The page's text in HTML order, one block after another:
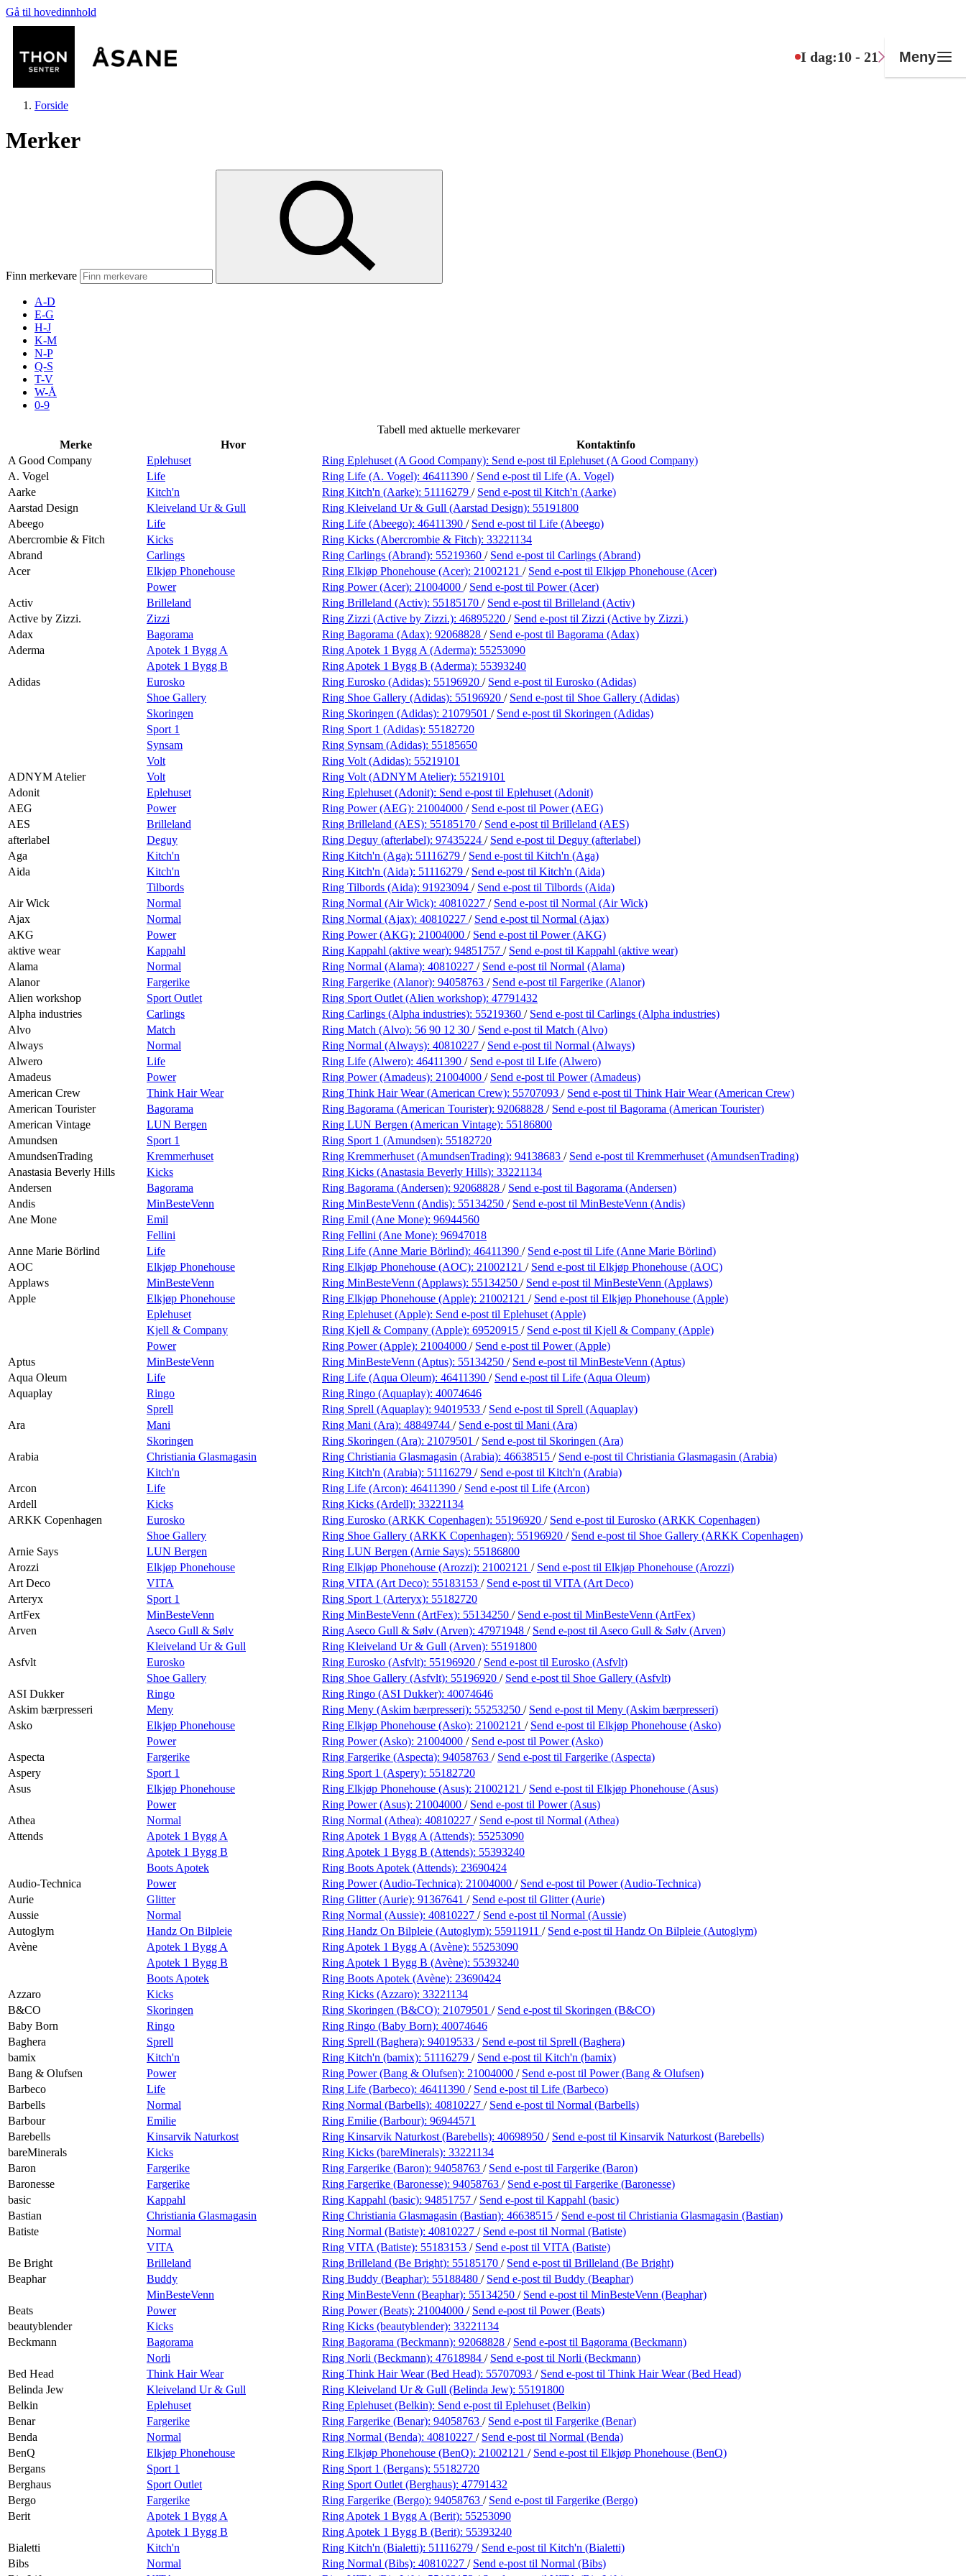
Gå til hovedinnhold
I dag:10 - 21 Meny
Mat og drikke
Kundeklubb
Inspirasjon
Åpningstider
Praktisk informasjon
Ledige stillinger
Forside
Merker
Finn merkevare
A-D
E-G
H-J
K-M
N-P
Q-S
T-V
W-Å
0-9
Tabell med aktuelle merkevarer
Merke
Hvor
Kontaktinfo
A Good Company
Eplehuset Ring Eplehuset (A Good Company): Send e-post til Eplehuset (A Good Company)
A. Vogel
Life Ring Life (A. Vogel): 46411390 / Send e-post til Life (A. Vogel)
Aarke
Kitch'n Ring Kitch'n (Aarke): 51116279 / Send e-post til Kitch'n (Aarke)
Aarstad Design
Kleiveland Ur & Gull Ring Kleiveland Ur & Gull (Aarstad Design): 55191800
Abeego
Life Ring Life (Abeego): 46411390 / Send e-post til Life (Abeego)
Abercrombie & Fitch
Kicks Ring Kicks (Abercrombie & Fitch): 33221134
Abrand
Carlings Ring Carlings (Abrand): 55219360 / Send e-post til Carlings (Abrand)
Acer
Elkjøp Phonehouse Ring Elkjøp Phonehouse (Acer): 21002121 / Send e-post til Elkjøp Phonehouse (Acer)
Power
Ring Power (Acer): 21004000 / Send e-post til Power (Acer)
Activ
Brilleland Ring Brilleland (Activ): 55185170 / Send e-post til Brilleland (Activ)
Active by Zizzi.
Zizzi Ring Zizzi (Active by Zizzi.): 46895220 / Send e-post til Zizzi (Active by Zizzi.)
Adax
Bagorama Ring Bagorama (Adax): 92068828 / Send e-post til Bagorama (Adax)
Aderma
Apotek 1 Bygg A Ring Apotek 1 Bygg A (Aderma): 55253090
Apotek 1 Bygg B
Ring Apotek 1 Bygg B (Aderma): 55393240
Adidas
Eurosko Ring Eurosko (Adidas): 55196920 / Send e-post til Eurosko (Adidas)
Shoe Gallery
Ring Shoe Gallery (Adidas): 55196920 / Send e-post til Shoe Gallery (Adidas)
Skoringen
Ring Skoringen (Adidas): 21079501 / Send e-post til Skoringen (Adidas)
Sport 1
Ring Sport 1 (Adidas): 55182720
Synsam
Ring Synsam (Adidas): 55185650
Volt
Ring Volt (Adidas): 55219101
ADNYM Atelier
Volt Ring Volt (ADNYM Atelier): 55219101
Adonit
Eplehuset Ring Eplehuset (Adonit): Send e-post til Eplehuset (Adonit)
AEG
Power Ring Power (AEG): 21004000 / Send e-post til Power (AEG)
AES
Brilleland Ring Brilleland (AES): 55185170 / Send e-post til Brilleland (AES)
afterlabel
Deguy Ring Deguy (afterlabel): 97435224 / Send e-post til Deguy (afterlabel)
Aga
Kitch'n Ring Kitch'n (Aga): 51116279 / Send e-post til Kitch'n (Aga)
Aida
Kitch'n Ring Kitch'n (Aida): 51116279 / Send e-post til Kitch'n (Aida)
Tilbords
Ring Tilbords (Aida): 91923094 / Send e-post til Tilbords (Aida)
Air Wick
Normal Ring Normal (Air Wick): 40810227 / Send e-post til Normal (Air Wick)
Ajax
Normal Ring Normal (Ajax): 40810227 / Send e-post til Normal (Ajax)
AKG
Power Ring Power (AKG): 21004000 / Send e-post til Power (AKG)
aktive wear
Kappahl Ring Kappahl (aktive wear): 94851757 / Send e-post til Kappahl (aktive wear)
Alama
Normal Ring Normal (Alama): 40810227 / Send e-post til Normal (Alama)
Alanor
Fargerike Ring Fargerike (Alanor): 94058763 / Send e-post til Fargerike (Alanor)
Alien workshop
Sport Outlet Ring Sport Outlet (Alien workshop): 47791432
Alpha industries
Carlings Ring Carlings (Alpha industries): 55219360 / Send e-post til Carlings (Alpha industries)
Alvo
Match Ring Match (Alvo): 56 90 12 30 / Send e-post til Match (Alvo)
Always
Normal Ring Normal (Always): 40810227 / Send e-post til Normal (Always)
Alwero
Life Ring Life (Alwero): 46411390 / Send e-post til Life (Alwero)
Amadeus
Power Ring Power (Amadeus): 21004000 / Send e-post til Power (Amadeus)
American Crew
Think Hair Wear Ring Think Hair Wear (American Crew): 55707093 / Send e-post til Think Hair Wear (American Crew)
American Tourister
Bagorama Ring Bagorama (American Tourister): 92068828 / Send e-post til Bagorama (American Tourister)
American Vintage
LUN Bergen Ring LUN Bergen (American Vintage): 55186800
Amundsen
Sport 1 Ring Sport 1 (Amundsen): 55182720
AmundsenTrading
Kremmerhuset Ring Kremmerhuset (AmundsenTrading): 94138683 / Send e-post til Kremmerhuset (AmundsenTrading)
Anastasia Beverly Hills
Kicks Ring Kicks (Anastasia Beverly Hills): 33221134
Andersen
Bagorama Ring Bagorama (Andersen): 92068828 / Send e-post til Bagorama (Andersen)
Andis
MinBesteVenn Ring MinBesteVenn (Andis): 55134250 / Send e-post til MinBesteVenn (Andis)
Ane Mone
Emil Ring Emil (Ane Mone): 96944560
Fellini
Ring Fellini (Ane Mone): 96947018
Anne Marie Börlind
Life Ring Life (Anne Marie Börlind): 46411390 / Send e-post til Life (Anne Marie Börlind)
AOC
Elkjøp Phonehouse Ring Elkjøp Phonehouse (AOC): 21002121 / Send e-post til Elkjøp Phonehouse (AOC)
Applaws
MinBesteVenn Ring MinBesteVenn (Applaws): 55134250 / Send e-post til MinBesteVenn (Applaws)
Apple
Elkjøp Phonehouse Ring Elkjøp Phonehouse (Apple): 21002121 / Send e-post til Elkjøp Phonehouse (Apple)
Eplehuset
Ring Eplehuset (Apple): Send e-post til Eplehuset (Apple)
Kjell & Company
Ring Kjell & Company (Apple): 69520915 / Send e-post til Kjell & Company (Apple)
Power
Ring Power (Apple): 21004000 / Send e-post til Power (Apple)
Aptus
MinBesteVenn Ring MinBesteVenn (Aptus): 55134250 / Send e-post til MinBesteVenn (Aptus)
Aqua Oleum
Life Ring Life (Aqua Oleum): 46411390 / Send e-post til Life (Aqua Oleum)
Aquaplay
Ringo Ring Ringo (Aquaplay): 40074646
Sprell
Ring Sprell (Aquaplay): 94019533 / Send e-post til Sprell (Aquaplay)
Ara
Mani Ring Mani (Ara): 48849744 / Send e-post til Mani (Ara)
Skoringen
Ring Skoringen (Ara): 21079501 / Send e-post til Skoringen (Ara)
Arabia
Christiania Glasmagasin Ring Christiania Glasmagasin (Arabia): 46638515 / Send e-post til Christiania Glasmagasin (Arabia)
Kitch'n
Ring Kitch'n (Arabia): 51116279 / Send e-post til Kitch'n (Arabia)
Arcon
Life Ring Life (Arcon): 46411390 / Send e-post til Life (Arcon)
Ardell
Kicks Ring Kicks (Ardell): 33221134
ARKK Copenhagen
Eurosko Ring Eurosko (ARKK Copenhagen): 55196920 / Send e-post til Eurosko (ARKK Copenhagen)
Shoe Gallery
Ring Shoe Gallery (ARKK Copenhagen): 55196920 / Send e-post til Shoe Gallery (ARKK Copenhagen)
Arnie Says
LUN Bergen Ring LUN Bergen (Arnie Says): 55186800
Arozzi
Elkjøp Phonehouse Ring Elkjøp Phonehouse (Arozzi): 21002121 / Send e-post til Elkjøp Phonehouse (Arozzi)
Art Deco
VITA Ring VITA (Art Deco): 55183153 / Send e-post til VITA (Art Deco)
Arteryx
Sport 1 Ring Sport 1 (Arteryx): 55182720
ArtFex
MinBesteVenn Ring MinBesteVenn (ArtFex): 55134250 / Send e-post til MinBesteVenn (ArtFex)
Arven
Aseco Gull & Sølv Ring Aseco Gull & Sølv (Arven): 47971948 / Send e-post til Aseco Gull & Sølv (Arven)
Kleiveland Ur & Gull
Ring Kleiveland Ur & Gull (Arven): 55191800
Asfvlt
Eurosko Ring Eurosko (Asfvlt): 55196920 / Send e-post til Eurosko (Asfvlt)
Shoe Gallery
Ring Shoe Gallery (Asfvlt): 55196920 / Send e-post til Shoe Gallery (Asfvlt)
ASI Dukker
Ringo Ring Ringo (ASI Dukker): 40074646
Askim bærpresseri
Meny Ring Meny (Askim bærpresseri): 55253250 / Send e-post til Meny (Askim bærpresseri)
Asko
Elkjøp Phonehouse Ring Elkjøp Phonehouse (Asko): 21002121 / Send e-post til Elkjøp Phonehouse (Asko)
Power
Ring Power (Asko): 21004000 / Send e-post til Power (Asko)
Aspecta
Fargerike Ring Fargerike (Aspecta): 94058763 / Send e-post til Fargerike (Aspecta)
Aspery
Sport 1 Ring Sport 1 (Aspery): 55182720
Asus
Elkjøp Phonehouse Ring Elkjøp Phonehouse (Asus): 21002121 / Send e-post til Elkjøp Phonehouse (Asus)
Power
Ring Power (Asus): 21004000 / Send e-post til Power (Asus)
Athea
Normal Ring Normal (Athea): 40810227 / Send e-post til Normal (Athea)
Attends
Apotek 1 Bygg A Ring Apotek 1 Bygg A (Attends): 55253090
Apotek 1 Bygg B
Ring Apotek 1 Bygg B (Attends): 55393240
Boots Apotek
Ring Boots Apotek (Attends): 23690424
Audio-Technica
Power Ring Power (Audio-Technica): 21004000 / Send e-post til Power (Audio-Technica)
Aurie
Glitter Ring Glitter (Aurie): 91367641 / Send e-post til Glitter (Aurie)
Aussie
Normal Ring Normal (Aussie): 40810227 / Send e-post til Normal (Aussie)
Autoglym
Handz On Bilpleie Ring Handz On Bilpleie (Autoglym): 55911911 / Send e-post til Handz On Bilpleie (Autoglym)
Avène
Apotek 1 Bygg A Ring Apotek 1 Bygg A (Avène): 55253090
Apotek 1 Bygg B
Ring Apotek 1 Bygg B (Avène): 55393240
Boots Apotek
Ring Boots Apotek (Avène): 23690424
Azzaro
Kicks Ring Kicks (Azzaro): 33221134
B&CO
Skoringen Ring Skoringen (B&CO): 21079501 / Send e-post til Skoringen (B&CO)
Baby Born
Ringo Ring Ringo (Baby Born): 40074646
Baghera
Sprell Ring Sprell (Baghera): 94019533 / Send e-post til Sprell (Baghera)
bamix
Kitch'n Ring Kitch'n (bamix): 51116279 / Send e-post til Kitch'n (bamix)
Bang & Olufsen
Power Ring Power (Bang & Olufsen): 21004000 / Send e-post til Power (Bang & Olufsen)
Barbeco
Life Ring Life (Barbeco): 46411390 / Send e-post til Life (Barbeco)
Barbells
Normal Ring Normal (Barbells): 40810227 / Send e-post til Normal (Barbells)
Barbour
Emilie Ring Emilie (Barbour): 96944571
Barebells
Kinsarvik Naturkost Ring Kinsarvik Naturkost (Barebells): 40698950 / Send e-post til Kinsarvik Naturkost (Barebells)
bareMinerals
Kicks Ring Kicks (bareMinerals): 33221134
Baron
Fargerike Ring Fargerike (Baron): 94058763 / Send e-post til Fargerike (Baron)
Baronesse
Fargerike Ring Fargerike (Baronesse): 94058763 / Send e-post til Fargerike (Baronesse)
basic
Kappahl Ring Kappahl (basic): 94851757 / Send e-post til Kappahl (basic)
Bastian
Christiania Glasmagasin Ring Christiania Glasmagasin (Bastian): 46638515 / Send e-post til Christiania Glasmagasin (Bastian)
Batiste
Normal Ring Normal (Batiste): 40810227 / Send e-post til Normal (Batiste)
VITA
Ring VITA (Batiste): 55183153 / Send e-post til VITA (Batiste)
Be Bright
Brilleland Ring Brilleland (Be Bright): 55185170 / Send e-post til Brilleland (Be Bright)
Beaphar
Buddy Ring Buddy (Beaphar): 55188480 / Send e-post til Buddy (Beaphar)
MinBesteVenn
Ring MinBesteVenn (Beaphar): 55134250 / Send e-post til MinBesteVenn (Beaphar)
Beats
Power Ring Power (Beats): 21004000 / Send e-post til Power (Beats)
beautyblender
Kicks Ring Kicks (beautyblender): 33221134
Beckmann
Bagorama Ring Bagorama (Beckmann): 92068828 / Send e-post til Bagorama (Beckmann)
Norli
Ring Norli (Beckmann): 47618984 / Send e-post til Norli (Beckmann)
Bed Head
Think Hair Wear Ring Think Hair Wear (Bed Head): 55707093 / Send e-post til Think Hair Wear (Bed Head)
Belinda Jew
Kleiveland Ur & Gull Ring Kleiveland Ur & Gull (Belinda Jew): 55191800
Belkin
Eplehuset Ring Eplehuset (Belkin): Send e-post til Eplehuset (Belkin)
Benar
Fargerike Ring Fargerike (Benar): 94058763 / Send e-post til Fargerike (Benar)
Benda
Normal Ring Normal (Benda): 40810227 / Send e-post til Normal (Benda)
BenQ
Elkjøp Phonehouse Ring Elkjøp Phonehouse (BenQ): 21002121 / Send e-post til Elkjøp Phonehouse (BenQ)
Bergans
Sport 1 Ring Sport 1 (Bergans): 55182720
Berghaus
Sport Outlet Ring Sport Outlet (Berghaus): 47791432
Bergo
Fargerike Ring Fargerike (Bergo): 94058763 / Send e-post til Fargerike (Bergo)
Berit
Apotek 1 Bygg A Ring Apotek 1 Bygg A (Berit): 55253090
Apotek 1 Bygg B
Ring Apotek 1 Bygg B (Berit): 55393240
Bialetti
Kitch'n Ring Kitch'n (Bialetti): 51116279 / Send e-post til Kitch'n (Bialetti)
Bibs
Normal Ring Normal (Bibs): 40810227 / Send e-post til Normal (Bibs)